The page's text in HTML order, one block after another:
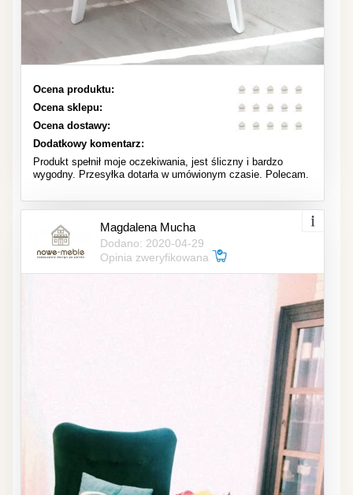
Ocena produktu:
Ocena sklepu:
Ocena dostawy:
Dodatkowy komentarz:
Produkt spełnił moje oczekiwania, jest śliczny i bardzo
wygodny. Przesyłka dotarła w umówionym czasie. Polecam.
Magdalena Mucha
Dodano: 2020-04-29
Opinia zweryfikowana